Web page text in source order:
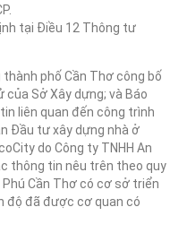
tại Điều 12 Thông tư
phố Cần Thơ công bố
Sở Xây dựng; và Báo
liên quan đến công trình
Đầu tư xây dựng nhà ở
do Công ty TNHH An
thông tin nêu trên theo quy
Cần Thơ có cơ sở triển
độ đã được cơ quan có